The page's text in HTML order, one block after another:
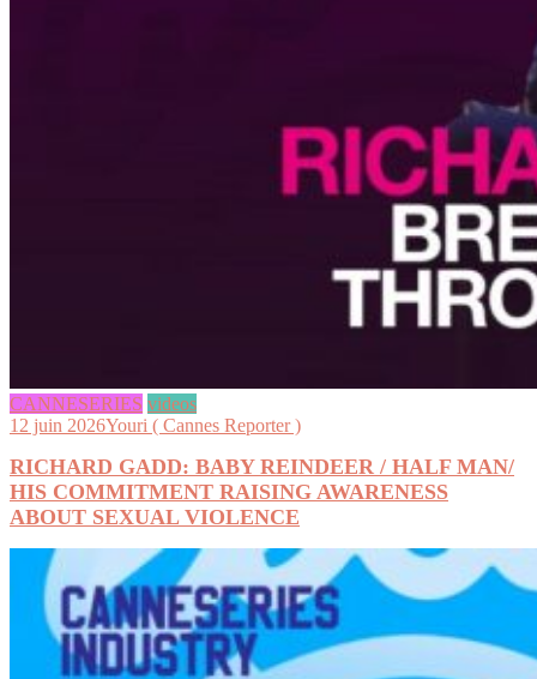
CANNESERIES videos
12 juin 2026Youri ( Cannes Reporter )
RICHARD GADD: BABY REINDEER / HALF MAN/
HIS COMMITMENT RAISING AWARENESS
ABOUT SEXUAL VIOLENCE